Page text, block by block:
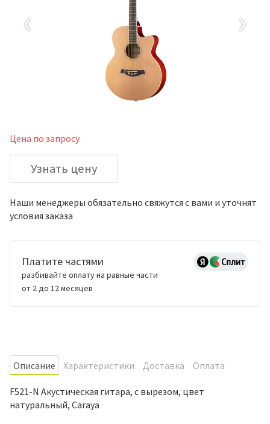
‹ ›
Цена по запросу
Узнать цену
Наши менеджеры обязательно свяжутся с вами и уточнят
условия заказа
Платите частями
разбивайте оплату на равные части
от 2 до 12 месяцев
Oписание Характеристики Доставка Оплата
F521-N Акустическая гитара, с вырезом, цвет
натуральный, Caraya